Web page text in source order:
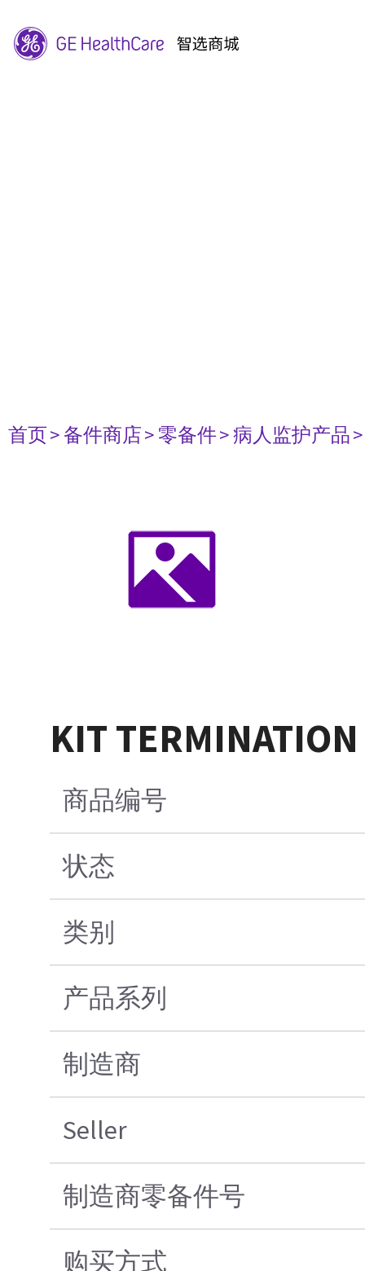
首页> 备件商店> 零备件> 病人监护产品
KIT
商品编号
状态
类别
产品系列
制造商
Seller
制造商零备件号
购买方式